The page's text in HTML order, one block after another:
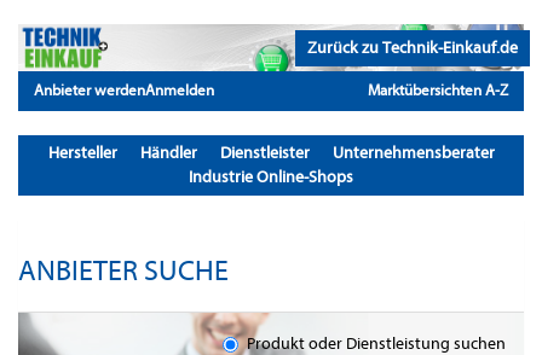
Zurück zu Technik-Einkauf.de
Anbieter werdenAnmelden Marktübersichten A-Z
Hersteller Händler Dienstleister
Unternehmensberater
Industrie Online-Shops
ANBIETER SUCHE
Produkt oder Dienstleistung suchen